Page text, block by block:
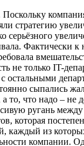
стратегию
серьёзного
Фактически к
не только IT-
с остальными
сыпались
то, что надо – не
ругань
которая
каждый из
компании.